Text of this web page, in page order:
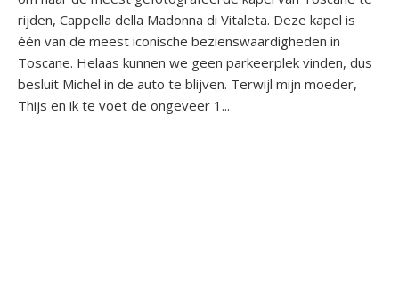
rijden, Cappella della Madonna di Vitaleta. Deze kapel is
één van de meest iconische bezienswaardigheden in
Toscane. Helaas kunnen we geen parkeerplek vinden, dus
besluit Michel in de auto te blijven. Terwijl mijn moeder,
Thijs en ik te voet de ongeveer 1...